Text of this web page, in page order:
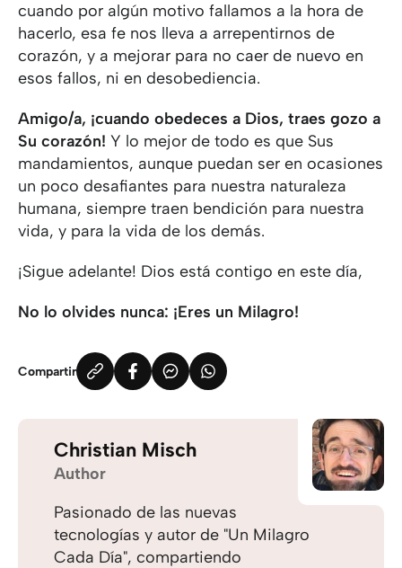
cuando por algún motivo fallamos a la hora de
hacerlo, esa fe nos lleva a arrepentirnos de
corazón, y a mejorar para no caer de nuevo en
esos fallos, ni en desobediencia.
Amigo/a, ¡cuando obedeces a Dios, traes gozo a
Su corazón! Y lo mejor de todo es que Sus
mandamientos, aunque puedan ser en ocasiones
un poco desafiantes para nuestra naturaleza
humana, siempre traen bendición para nuestra
vida, y para la vida de los demás.
¡Sigue adelante! Dios está contigo en este día,
No lo olvides nunca: ¡Eres un Milagro!
Compartir
Christian Misch
Author
Pasionado de las nuevas
tecnologías y autor de "Un Milagro
Cada Día", compartiendo